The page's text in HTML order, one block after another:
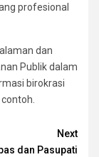
profesional
dan
Publik dalam
birokrasi
Next
dan Pasupati